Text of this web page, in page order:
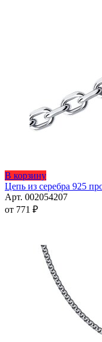
В корзинуЭтот
товар
имеет
выбрать
на
странице
товара.
Цепь из серебра 925
Арт. 002054207
от 771 ₽